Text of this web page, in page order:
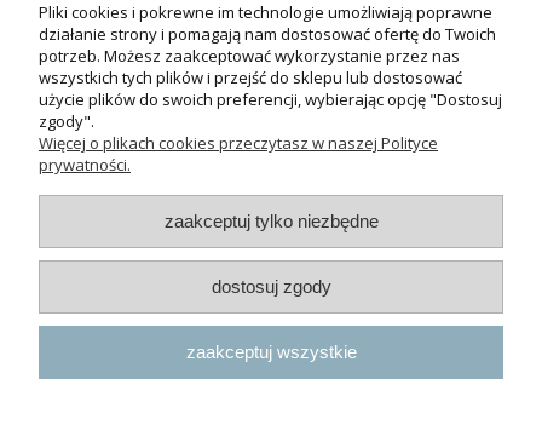
Godziny otwarcia:
pn-pt 9:00-17:00
+48 530 230 483
psokoty@psokoty.pl
Sklep internetowy Shoper.pl
Pliki cookies i pokrewne im technologie umożliwiają poprawne
działanie strony i pomagają nam dostosować ofertę do Twoich
potrzeb. Możesz zaakceptować wykorzystanie przez nas
wszystkich tych plików i przejść do sklepu lub dostosować
użycie plików do swoich preferencji, wybierając opcję "Dostosuj
zgody".
Więcej o plikach cookies przeczytasz w naszej Polityce
prywatności.
zaakceptuj tylko niezbędne
dostosuj zgody
zaakceptuj wszystkie